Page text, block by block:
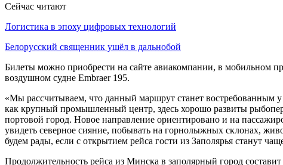
Сейчас читают
Логистика в эпоху цифровых технологий
Белорусский священник ушёл в дальнобой
Билеты можно приобрести на сайте авиакомпании, в мобильном
воздушном судне Embraer 195.
«Мы рассчитываем, что данный маршрут станет востребованным
как крупный промышленный центр, здесь хорошо развиты
портовой город. Новое направление ориентировано и на
увидеть северное сияние, побывать на горнолыжных склонах,
будем рады, если с открытием рейса гости из Заполярья станут
Продолжительность рейса из Минска в заполярный город